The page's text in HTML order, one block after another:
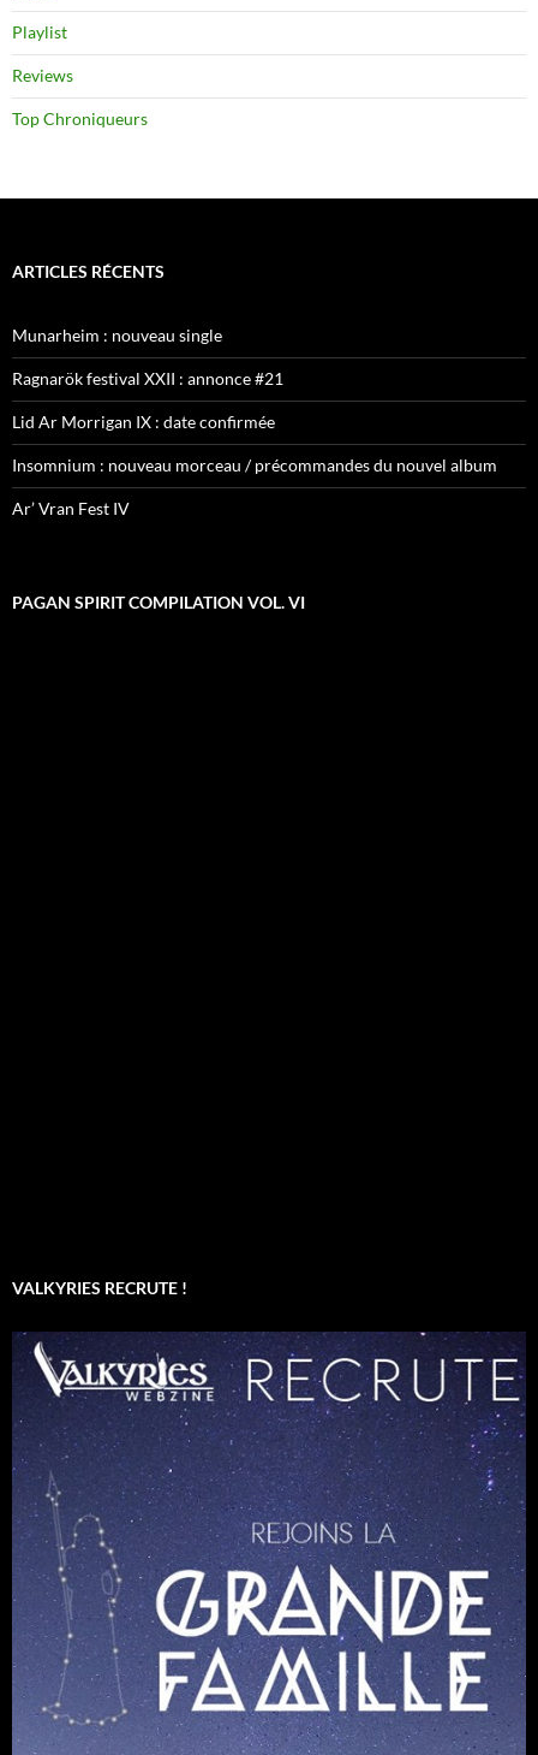
Playlist
Reviews
Top Chroniqueurs
ARTICLES RÉCENTS
Munarheim : nouveau single
Ragnarök festival XXII : annonce #21
Lid Ar Morrigan IX : date confirmée
Insomnium : nouveau morceau / précommandes du nouvel album
Ar’ Vran Fest IV
PAGAN SPIRIT COMPILATION VOL. VI
VALKYRIES RECRUTE !